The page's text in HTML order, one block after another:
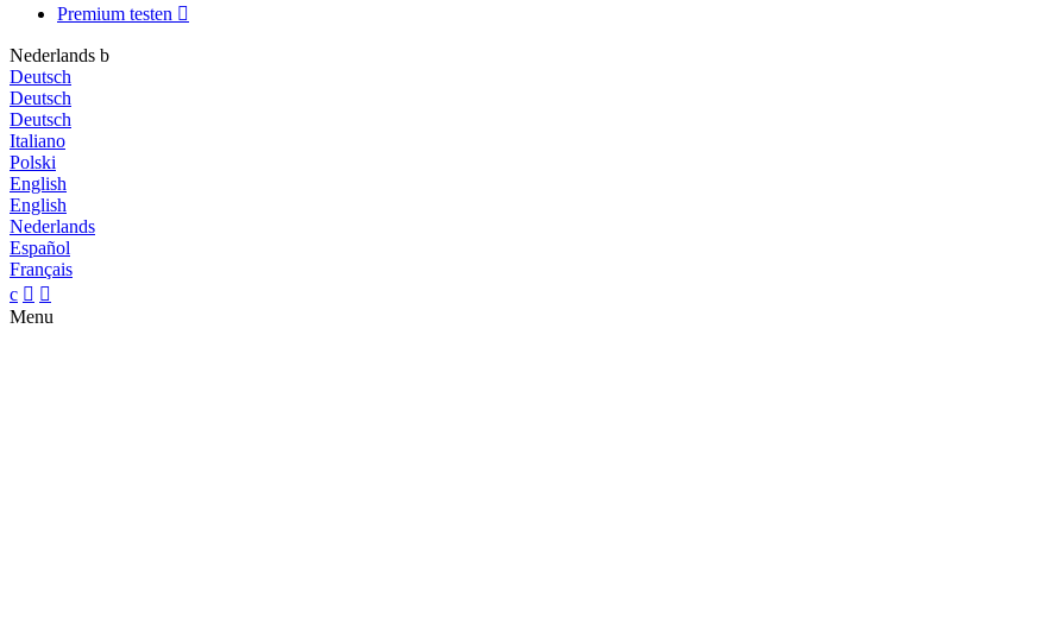
Premium testen 
Nederlands b
Deutsch
Deutsch
Deutsch
Italiano
Polski
English
English
Nederlands
Español
Français
c  
Menu